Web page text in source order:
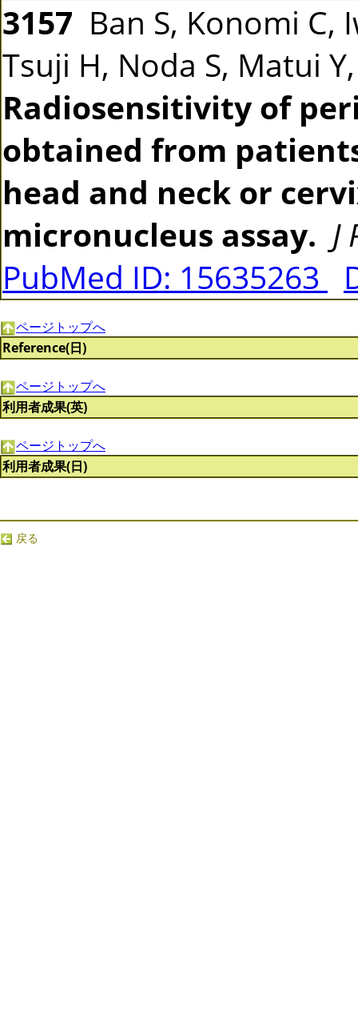
3157 Ban S, Konomi C,
Tsuji H, Noda S, Matui
Radiosensitivity of
obtained from
head and neck or
micronucleus assay. J
PubMed ID: 15635263
ページトップへ
Reference(日)
ページトップへ
利用者成果(英)
ページトップへ
利用者成果(日)
戻る